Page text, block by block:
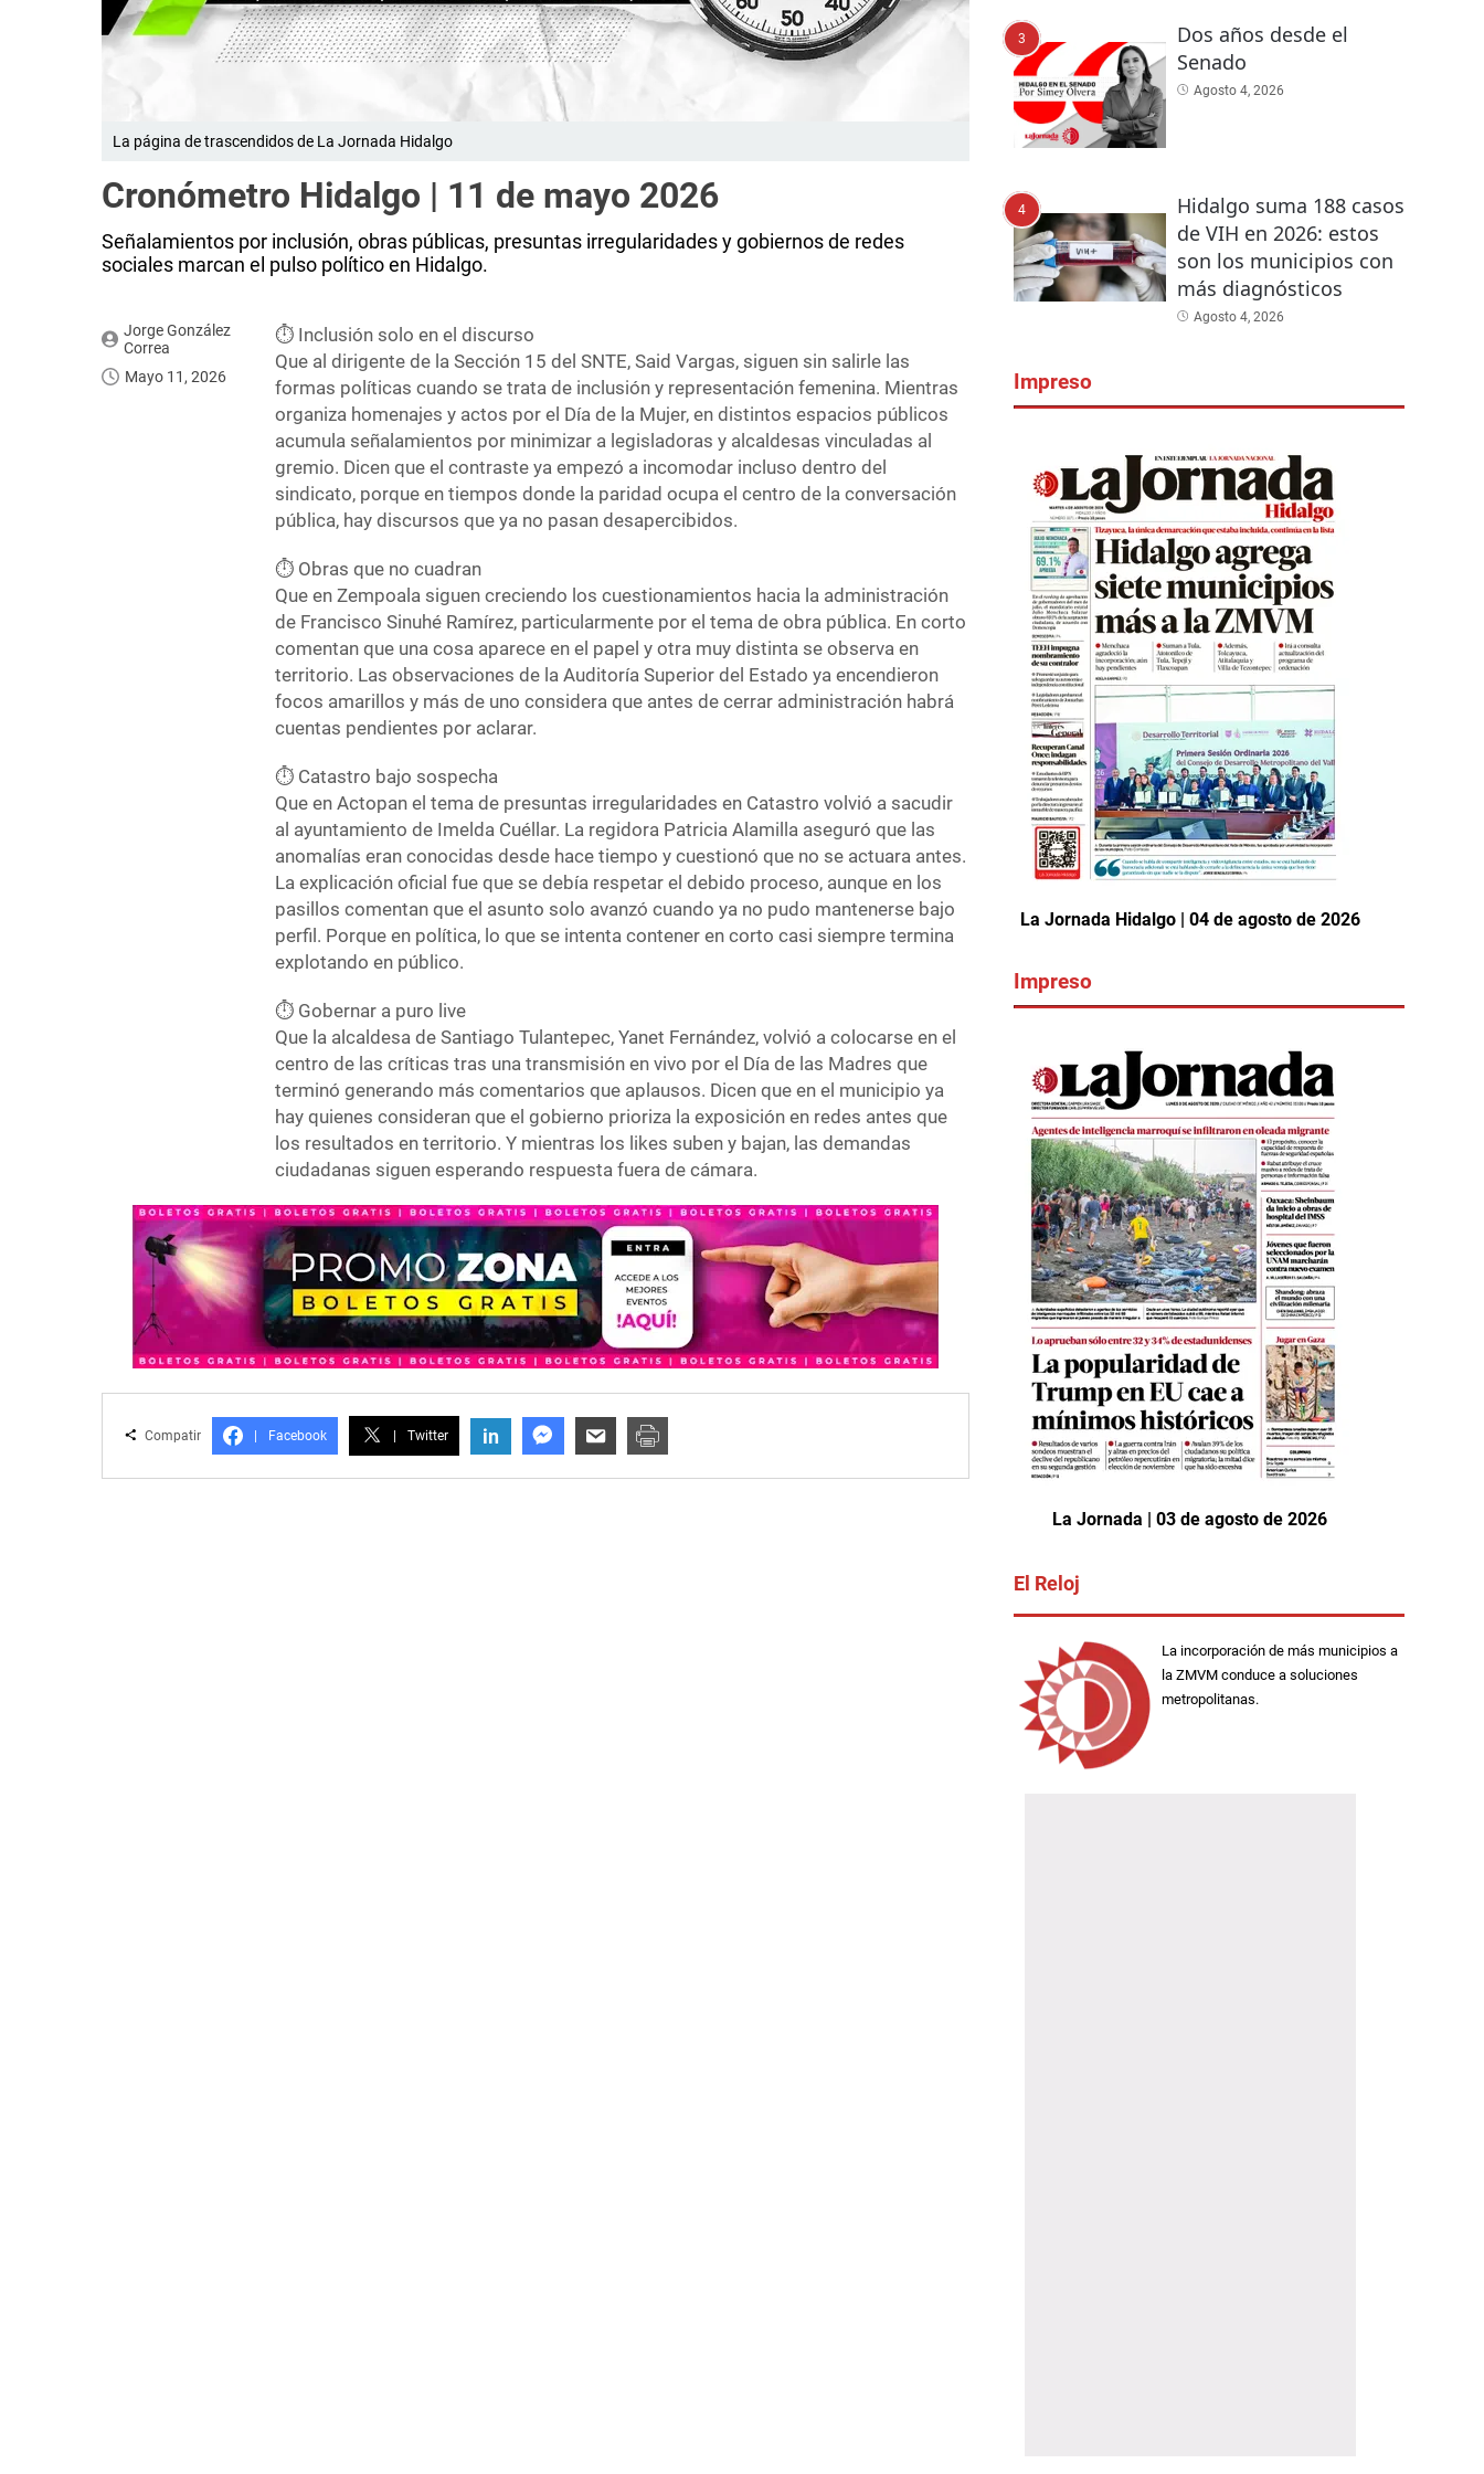
La página de trascendidos de La Jornada Hidalgo
Cronómetro Hidalgo | 11 de mayo 2026
Señalamientos por inclusión, obras públicas, presuntas irregularidades y gobiernos de redes
sociales marcan el pulso político en Hidalgo.
Jorge González
Correa
Mayo 11, 2026
⏱️ Inclusión solo en el discurso
Que al dirigente de la Sección 15 del SNTE, Said Vargas, siguen sin salirle las
formas políticas cuando se trata de inclusión y representación femenina. Mientras
organiza homenajes y actos por el Día de la Mujer, en distintos espacios públicos
acumula señalamientos por minimizar a legisladoras y alcaldesas vinculadas al
gremio. Dicen que el contraste ya empezó a incomodar incluso dentro del
sindicato, porque en tiempos donde la paridad ocupa el centro de la conversación
pública, hay discursos que ya no pasan desapercibidos.
⏱️ Obras que no cuadran
Que en Zempoala siguen creciendo los cuestionamientos hacia la administración
de Francisco Sinuhé Ramírez, particularmente por el tema de obra pública. En corto
comentan que una cosa aparece en el papel y otra muy distinta se observa en
territorio. Las observaciones de la Auditoría Superior del Estado ya encendieron
focos amarillos y más de uno considera que antes de cerrar administración habrá
cuentas pendientes por aclarar.
⏱️ Catastro bajo sospecha
Que en Actopan el tema de presuntas irregularidades en Catastro volvió a sacudir
al ayuntamiento de Imelda Cuéllar. La regidora Patricia Alamilla aseguró que las
anomalías eran conocidas desde hace tiempo y cuestionó que no se actuara antes.
La explicación oficial fue que se debía respetar el debido proceso, aunque en los
pasillos comentan que el asunto solo avanzó cuando ya no pudo mantenerse bajo
perfil. Porque en política, lo que se intenta contener en corto casi siempre termina
explotando en público.
⏱️ Gobernar a puro live
Que la alcaldesa de Santiago Tulantepec, Yanet Fernández, volvió a colocarse en el
centro de las críticas tras una transmisión en vivo por el Día de las Madres que
terminó generando más comentarios que aplausos. Dicen que en el municipio ya
hay quienes consideran que el gobierno prioriza la exposición en redes antes que
los resultados en territorio. Y mientras los likes suben y bajan, las demandas
ciudadanas siguen esperando respuesta fuera de cámara.
Compatir Facebook Twitter in
3
Dos años desde el
Senado
Agosto 4, 2026
4
Hidalgo suma 188 casos
de VIH en 2026: estos
son los municipios con
más diagnósticos
Agosto 4, 2026
Impreso
La Jornada Hidalgo | 04 de agosto de 2026
Impreso
La Jornada | 03 de agosto de 2026
El Reloj
La incorporación de más municipios a
la ZMVM conduce a soluciones
metropolitanas.